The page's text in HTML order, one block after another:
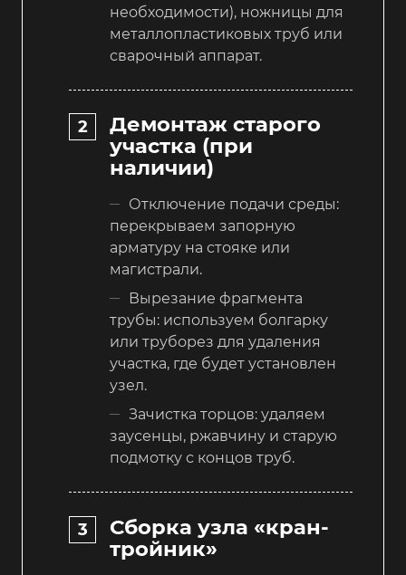
необходимости), ножницы для
металлопластиковых труб или
сварочный аппарат.
Демонтаж старого
участка (при
наличии)
Отключение подачи среды:
перекрываем запорную
арматуру на стояке или
магистрали.
Вырезание фрагмента
трубы: используем болгарку
или труборез для удаления
участка, где будет установлен
узел.
Зачистка торцов: удаляем
заусенцы, ржавчину и старую
подмотку с концов труб.
Сборка узла «кран-
тройник»